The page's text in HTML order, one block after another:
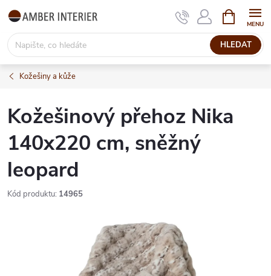
Přejít
obsah
HLEDAT
NÁKUPNÍ
KOŠÍK
Kožešiny a kůže
Kožešinový přehoz Nika
140x220 cm, sněžný
leopard
Kód produktu: 14965